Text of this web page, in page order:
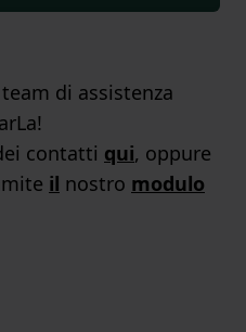
di assistenza
contatti qui, oppure
il nostro modulo